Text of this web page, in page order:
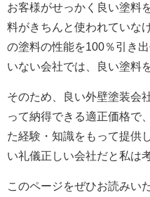
お客様がせっかく良い塗料
料がきちんと使われていな
の塗料の性能を100％引き
いない会社では、良い塗料
そのため、良い外壁塗装会
って納得できる適正価格で
た経験・知識をもって提供
い礼儀正しい会社だと私は
このページをぜひお読みい